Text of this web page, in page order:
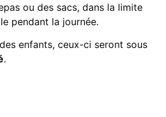
ou des sacs, dans la limite
pendant la journée.
enfants, ceux-ci seront sous
.